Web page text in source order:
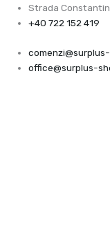
Strada
+40 722 152 419
office@surplus-
Products
search
Products
search